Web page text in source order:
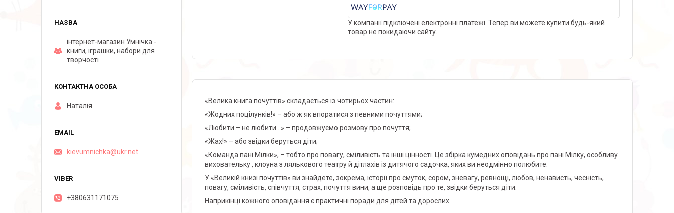
У компанії підключені електронні платежі. Тепер ви можете купити будь-який
товар не покидаючи сайту.
«Велика книга почуттів» складається із чотирьох частин:
«Жодних поцілунків!» – або ж як впоратися з певними почуттями;
«Любити – не любити...» – продовжуємо розмову про почуття;
«Жах!» – або звідки беруться діти;
«Команда пані Мілки», – тобто про повагу, сміливість та інші цінності. Це збірка кумедних оповідань про пані Мілку, особливу
виховательку , клоуна з лялькового театру й дітлахів із дитячого садочка, яких ви неодмінно полюбите.
У «Великій книзі почуттів» ви знайдете, зокрема, історії про смуток, сором, зневагу, ревнощі, любов, ненависть, чесність,
повагу, сміливість, співчуття, страх, почуття вини, а ще розповідь про те, звідки беруться діти.
Наприкінці кожного оповідання є практичні поради для дітей та дорослих.
інтернет-магазин Умнічка -
книги, іграшки, набори для
творчості
Наталія
kievumnichka@ukr.net
+380631171075